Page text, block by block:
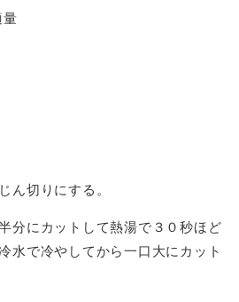
ん切りにする。
分にカットして熱湯で３０秒ほど
水で冷やしてから一口大にカット